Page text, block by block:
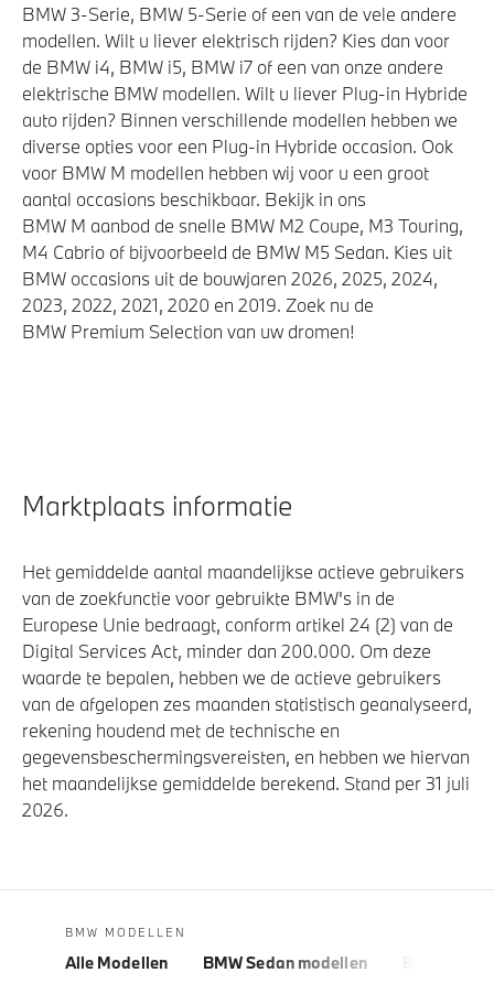
BMW 3-Serie, BMW 5-Serie of een van de vele andere
modellen. Wilt u liever elektrisch rijden? Kies dan voor
de BMW i4, BMW i5, BMW i7 of een van onze andere
elektrische BMW modellen. Wilt u liever Plug-in Hybride
auto rijden? Binnen verschillende modellen hebben we
diverse opties voor een Plug-in Hybride occasion. Ook
voor BMW M modellen hebben wij voor u een groot
aantal occasions beschikbaar. Bekijk in ons
BMW M aanbod de snelle BMW M2 Coupe, M3 Touring,
M4 Cabrio of bijvoorbeeld de BMW M5 Sedan. Kies uit
BMW occasions uit de bouwjaren 2026, 2025, 2024,
2023, 2022, 2021, 2020 en 2019. Zoek nu de
BMW Premium Selection van uw dromen!
Marktplaats informatie
Het gemiddelde aantal maandelijkse actieve gebruikers
van de zoekfunctie voor gebruikte BMW's in de
Europese Unie bedraagt, conform artikel 24 (2) van de
Digital Services Act, minder dan 200.000. Om deze
waarde te bepalen, hebben we de actieve gebruikers
van de afgelopen zes maanden statistisch geanalyseerd,
rekening houdend met de technische en
gegevensbeschermingsvereisten, en hebben we hiervan
het maandelijkse gemiddelde berekend. Stand per 31 juli
2026.
BMW MODELLEN
Alle Modellen BMW Sedan modellen